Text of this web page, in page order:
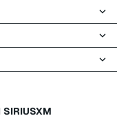
SIRIUSXM